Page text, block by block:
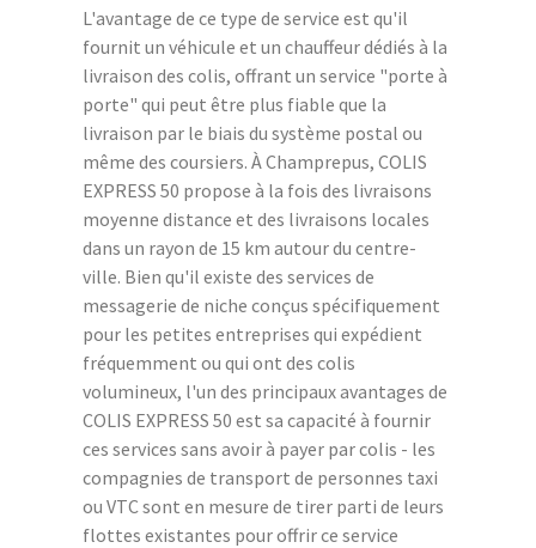
L'avantage de ce type de service est qu'il
fournit un véhicule et un chauffeur dédiés à la
livraison des colis, offrant un service "porte à
porte" qui peut être plus fiable que la
livraison par le biais du système postal ou
même des coursiers. À Champrepus, COLIS
EXPRESS 50 propose à la fois des livraisons
moyenne distance et des livraisons locales
dans un rayon de 15 km autour du centre-
ville. Bien qu'il existe des services de
messagerie de niche conçus spécifiquement
pour les petites entreprises qui expédient
fréquemment ou qui ont des colis
volumineux, l'un des principaux avantages de
COLIS EXPRESS 50 est sa capacité à fournir
ces services sans avoir à payer par colis - les
compagnies de transport de personnes taxi
ou VTC sont en mesure de tirer parti de leurs
flottes existantes pour offrir ce service